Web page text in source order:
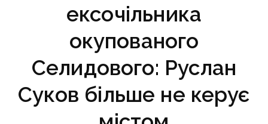
ексочільника
окупованого
Селидового: Руслан
Суков більше не керує